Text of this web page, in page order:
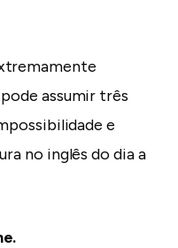
assumir três
e
no inglês do dia a